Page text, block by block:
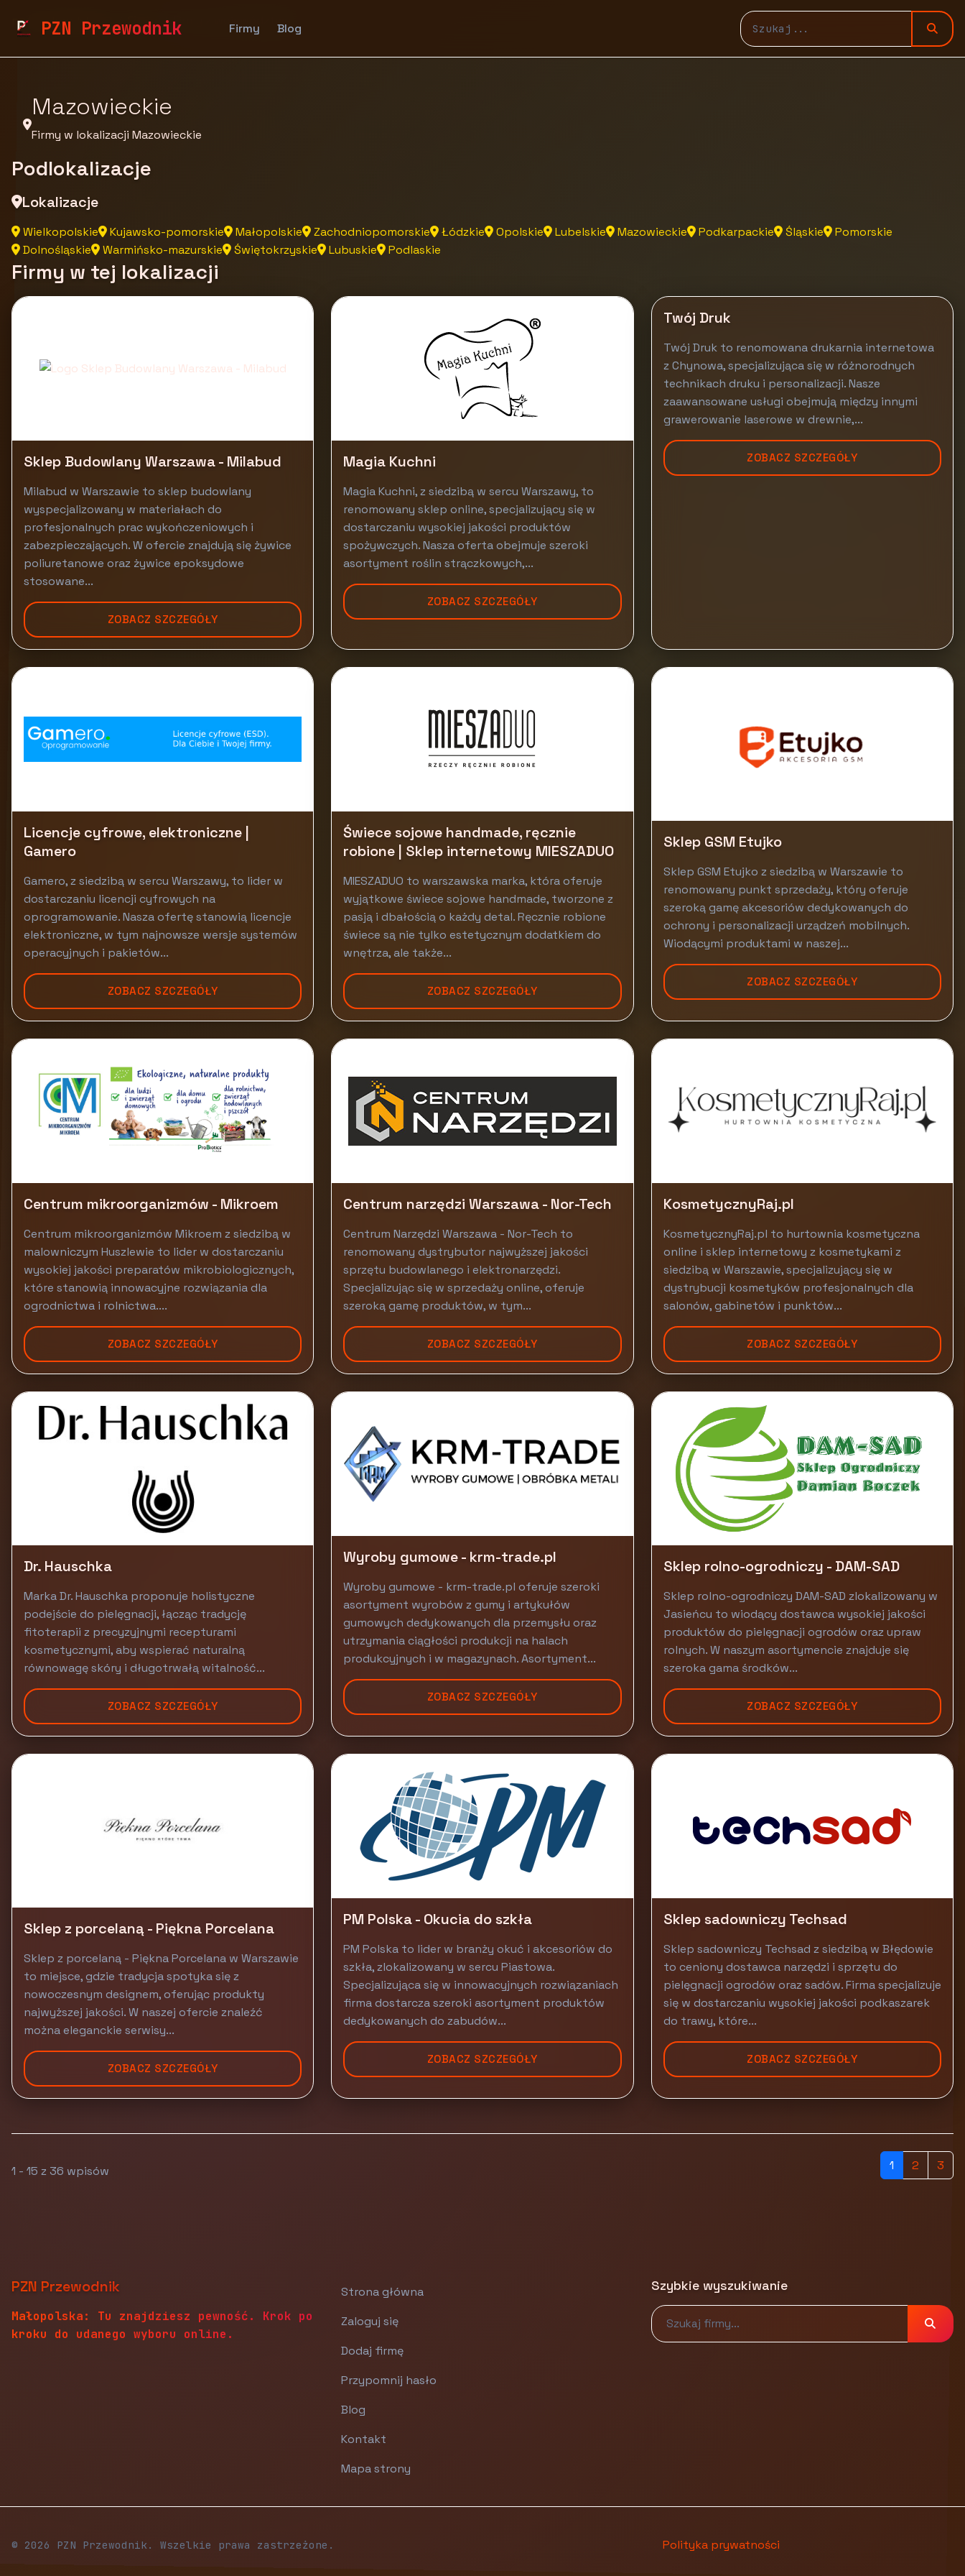
PZN Przewodnik Firmy Blog
pzn.malopolska.pl Firmy Firmy z województwa
Mazowieckie
Firmy w lokalizacji Mazowieckie
Podlokalizacje
Lokalizacje
Wielkopolskie Kujawsko-pomorskie Małopolskie Zachodniopomorskie Łódzkie Opolskie Lubelskie Mazowieckie Podkarpackie Śląskie
Pomorskie
Dolnośląskie
Warmińsko-mazurskie Świętokrzyskie Lubuskie Podlaskie
Firmy w tej lokalizacji
Sklep Budowlany Warszawa - Milabud
Milabud w Warszawie to sklep budowlany
wyspecjalizowany w materiałach do
profesjonalnych prac wykończeniowych i
zabezpieczających. W ofercie znajdują się żywice
poliuretanowe oraz żywice epoksydowe
stosowane...
ZOBACZ SZCZEGÓŁY
Magia Kuchni
Magia Kuchni, z siedzibą w sercu Warszawy, to
renomowany sklep online, specjalizujący się w
dostarczaniu wysokiej jakości produktów
spożywczych. Nasza oferta obejmuje szeroki
asortyment roślin strączkowych,...
ZOBACZ SZCZEGÓŁY
Twój Druk
Twój Druk to renomowana drukarnia internetowa
z Chynowa, specjalizująca się w różnorodnych
technikach druku i personalizacji. Nasze
zaawansowane usługi obejmują między innymi
grawerowanie laserowe w drewnie,...
ZOBACZ SZCZEGÓŁY
Licencje cyfrowe, elektroniczne |
Gamero
Gamero, z siedzibą w sercu Warszawy, to lider w
dostarczaniu licencji cyfrowych na
oprogramowanie. Nasza ofertę stanowią licencje
elektroniczne, w tym najnowsze wersje systemów
operacyjnych i pakietów...
ZOBACZ SZCZEGÓŁY
Świece sojowe handmade, ręcznie
robione | Sklep internetowy MIESZADUO
MIESZADUO to warszawska marka, która oferuje
wyjątkowe świece sojowe handmade, tworzone z
pasją i dbałością o każdy detal. Ręcznie robione
świece są nie tylko estetycznym dodatkiem do
wnętrza, ale także...
ZOBACZ SZCZEGÓŁY
Sklep GSM Etujko
Sklep GSM Etujko z siedzibą w Warszawie to
renomowany punkt sprzedaży, który oferuje
szeroką gamę akcesoriów dedykowanych do
ochrony i personalizacji urządzeń mobilnych.
Wiodącymi produktami w naszej...
ZOBACZ SZCZEGÓŁY
Centrum mikroorganizmów - Mikroem
Centrum mikroorganizmów Mikroem z siedzibą w
malowniczym Huszlewie to lider w dostarczaniu
wysokiej jakości preparatów mikrobiologicznych,
które stanowią innowacyjne rozwiązania dla
ogrodnictwa i rolnictwa....
ZOBACZ SZCZEGÓŁY
Centrum narzędzi Warszawa - Nor-Tech
Centrum Narzędzi Warszawa - Nor-Tech to
renomowany dystrybutor najwyższej jakości
sprzętu budowlanego i elektronarzędzi.
Specjalizując się w sprzedaży online, oferuje
szeroką gamę produktów, w tym...
ZOBACZ SZCZEGÓŁY
KosmetycznyRaj.pl
KosmetycznyRaj.pl to hurtownia kosmetyczna
online i sklep internetowy z kosmetykami z
siedzibą w Warszawie, specjalizujący się w
dystrybucji kosmetyków profesjonalnych dla
salonów, gabinetów i punktów...
ZOBACZ SZCZEGÓŁY
Dr. Hauschka
Marka Dr. Hauschka proponuje holistyczne
podejście do pielęgnacji, łącząc tradycję
fitoterapii z precyzyjnymi recepturami
kosmetycznymi, aby wspierać naturalną
równowagę skóry i długotrwałą witalność...
ZOBACZ SZCZEGÓŁY
Wyroby gumowe - krm-trade.pl
Wyroby gumowe - krm-trade.pl oferuje szeroki
asortyment wyrobów z gumy i artykułów
gumowych dedykowanych dla przemysłu oraz
utrzymania ciągłości produkcji na halach
produkcyjnych i w magazynach. Asortyment...
ZOBACZ SZCZEGÓŁY
Sklep rolno-ogrodniczy - DAM-SAD
Sklep rolno-ogrodniczy DAM-SAD zlokalizowany w
Jasieńcu to wiodący dostawca wysokiej jakości
produktów do pielęgnacji ogrodów oraz upraw
rolnych. W naszym asortymencie znajduje się
szeroka gama środków...
ZOBACZ SZCZEGÓŁY
Sklep z porcelaną - Piękna Porcelana
Sklep z porcelaną - Piękna Porcelana w Warszawie
to miejsce, gdzie tradycja spotyka się z
nowoczesnym designem, oferując produkty
najwyższej jakości. W naszej ofercie znaleźć
można eleganckie serwisy...
ZOBACZ SZCZEGÓŁY
PM Polska - Okucia do szkła
PM Polska to lider w branży okuć i akcesoriów do
szkła, zlokalizowany w sercu Piastowa.
Specjalizująca się w innowacyjnych rozwiązaniach
firma dostarcza szeroki asortyment produktów
dedykowanych do zabudów...
ZOBACZ SZCZEGÓŁY
Sklep sadowniczy Techsad
Sklep sadowniczy Techsad z siedzibą w Błędowie
to ceniony dostawca narzędzi i sprzętu do
pielęgnacji ogrodów oraz sadów. Firma specjalizuje
się w dostarczaniu wysokiej jakości podkaszarek
do trawy, które...
ZOBACZ SZCZEGÓŁY
1 - 15 z 36 wpisów 1 2 3
PZN Przewodnik
Małopolska: Tu znajdziesz pewność. Krok po
kroku do udanego wyboru online.
Strona główna
Zaloguj się
Dodaj firmę
Przypomnij hasło
Blog
Kontakt
Mapa strony
Szybkie wyszukiwanie
© 2026 PZN Przewodnik. Wszelkie prawa zastrzeżone. Polityka prywatności